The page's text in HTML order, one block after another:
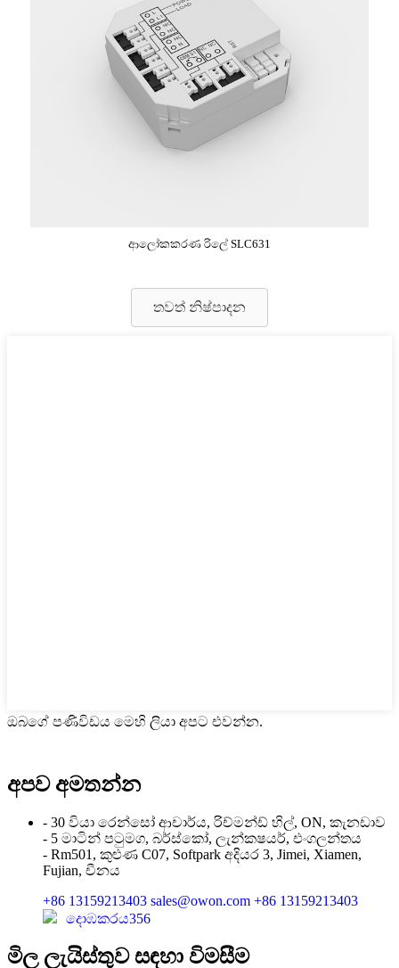
ආලෝකකරණ රිලේ SLC631
තවත් නිෂ්පාදන
ඔබගේ පණිවිඩය මෙහි ලියා අපට එවන්න.
අපව අමතන්න
- 30 වියා රෙන්සෝ ආචාර්ය, රිච්මන්ඩ් හිල්, ON, කැනඩාව
- 5 මාටින් පටුමග, බර්ස්කෝ, ලැන්කෂයර්, එංගලන්තය
- Rm501, කුළුණ C07, Softpark අදියර 3, Jimei, Xiamen,
Fujian, චීනය
+86 13159213403 sales@owon.com +86 13159213403
දොඹකරය356
මිල ලැයිස්තුව සඳහා විමසීම